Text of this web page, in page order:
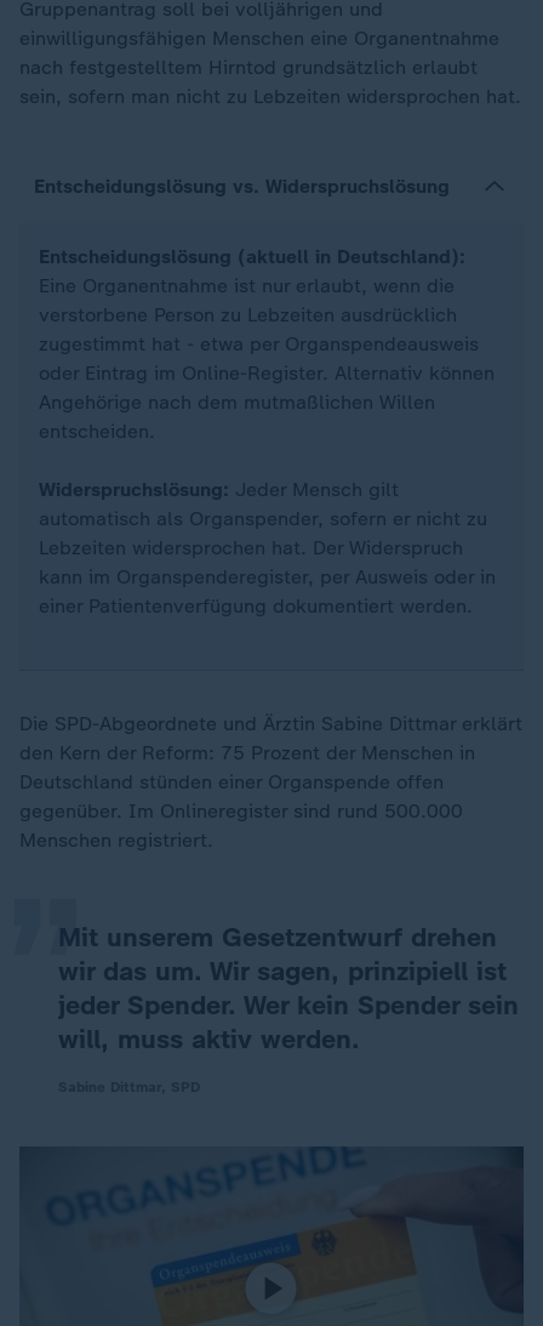
Gruppenantrag soll bei volljährigen und
einwilligungsfähigen Menschen eine Organentnahme
nach festgestelltem Hirntod grundsätzlich erlaubt
sein, sofern man nicht zu Lebzeiten widersprochen hat.
Entscheidungslösung vs. Widerspruchslösung
Entscheidungslösung (aktuell in Deutschland):
Eine Organentnahme ist nur erlaubt, wenn die
verstorbene Person zu Lebzeiten ausdrücklich
zugestimmt hat - etwa per Organspendeausweis
oder Eintrag im Online-Register. Alternativ können
Angehörige nach dem mutmaßlichen Willen
entscheiden.
Widerspruchslösung: Jeder Mensch gilt
automatisch als Organspender, sofern er nicht zu
Lebzeiten widersprochen hat. Der Widerspruch
kann im Organspenderegister, per Ausweis oder in
einer Patientenverfügung dokumentiert werden.
Die SPD-Abgeordnete und Ärztin Sabine Dittmar erklärt
den Kern der Reform: 75 Prozent der Menschen in
Deutschland stünden einer Organspende offen
gegenüber. Im Onlineregister sind rund 500.000
Menschen registriert.
Mit unserem Gesetzentwurf drehen
wir das um. Wir sagen, prinzipiell ist
jeder Spender. Wer kein Spender sein
will, muss aktiv werden.
„